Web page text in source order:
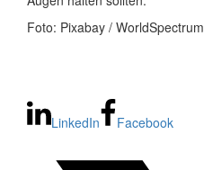
Foto: Pixabay / WorldSpectrum
LinkedIn Facebook